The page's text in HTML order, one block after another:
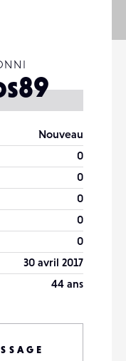
Nouveau
0
0
0
0
0
30 avril 2017
44 ans